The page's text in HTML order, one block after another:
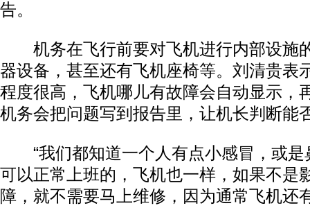
告。
机务在飞行前要对飞机进行内部设施
器设备，甚至还有飞机座椅等。刘清贵表
程度很高，飞机哪儿有故障会自动显示，
机务会把问题写到报告里，让机长判断能
“我们都知道一个人有点小感冒，或是
可以正常上班的，飞机也一样，如果不是
障，就不需要马上维修，因为通常飞机还